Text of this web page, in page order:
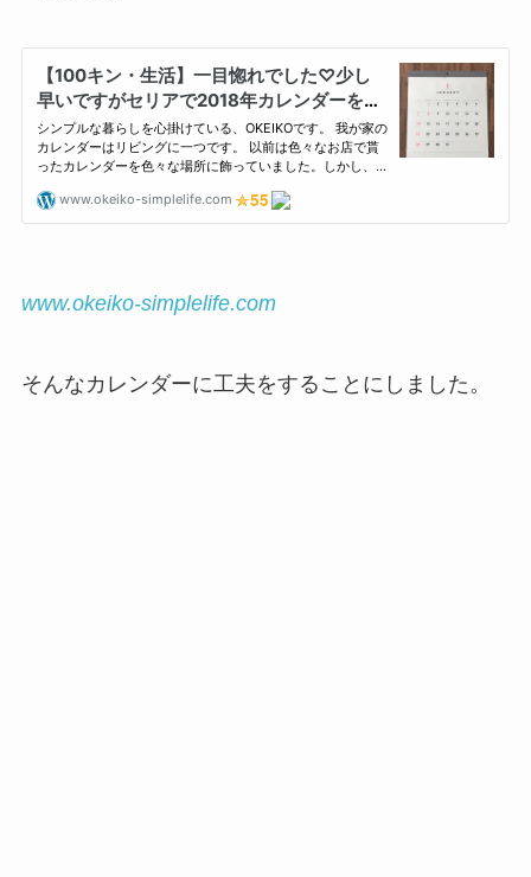
www.okeiko-simplelife.com
そんなカレンダーに工夫をすることにしました。